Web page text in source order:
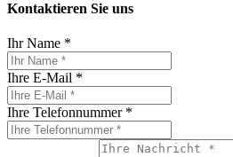
Kontaktieren Sie uns
Ihr Name *
Ihre E-Mail *
Ihre Telefonnummer *